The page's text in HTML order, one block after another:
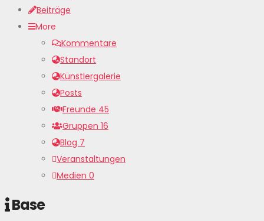
Beiträge
More
Kommentare
Standort
Künstlergalerie
Posts
Freunde 45
Gruppen 16
Blog 7
Veranstaltungen
Medien 0
Base